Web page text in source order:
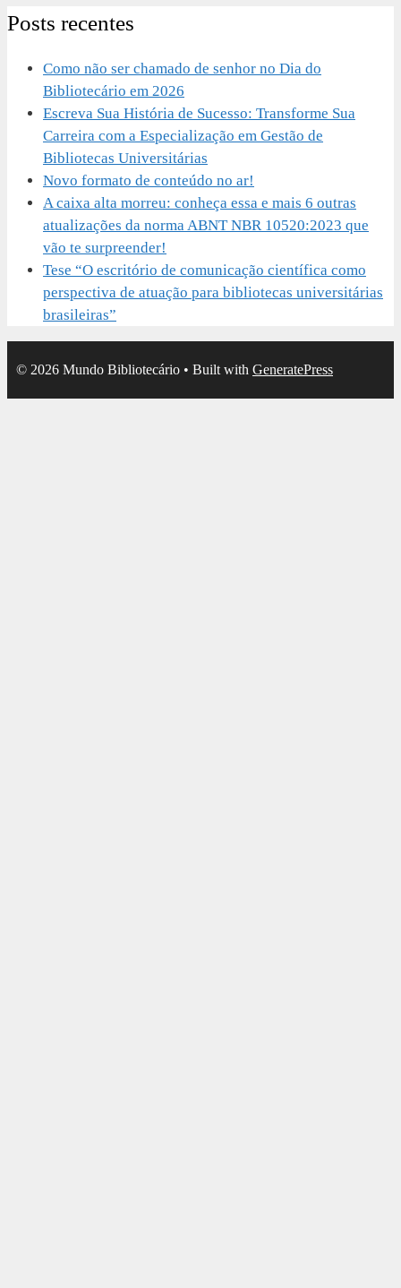
Posts recentes
Como não ser chamado de senhor no Dia do
Bibliotecário em 2026
Escreva Sua História de Sucesso: Transforme Sua
Carreira com a Especialização em Gestão de
Bibliotecas Universitárias
Novo formato de conteúdo no ar!
A caixa alta morreu: conheça essa e mais 6 outras
atualizações da norma ABNT NBR 10520:2023 que
vão te surpreender!
Tese “O escritório de comunicação científica como
perspectiva de atuação para bibliotecas universitárias
brasileiras”
© 2026 Mundo Bibliotecário • Built with GeneratePress